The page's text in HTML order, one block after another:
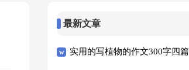
最新文章
实用的写植物的作文300字四篇